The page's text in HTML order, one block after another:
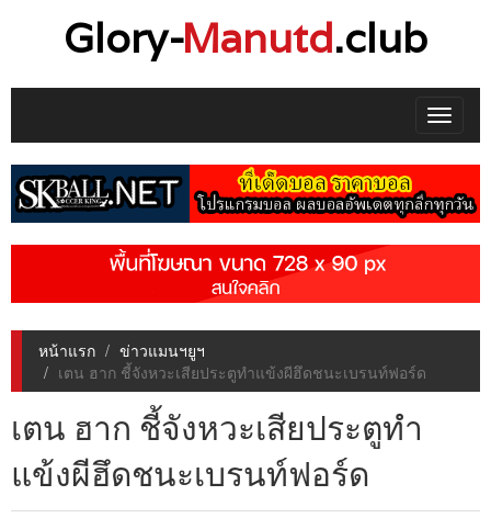
Glory-Manutd.club
Toggle
หน้าแรก
ข่าวแมนฯยูฯ
เตน ฮาก ชี้จังหวะเสียประตูทำแข้งผีฮึดชนะเบรนท์ฟอร์ด
เตน ฮาก ชี้จังหวะเสียประตูทำ
แข้งผีฮึดชนะเบรนท์ฟอร์ด